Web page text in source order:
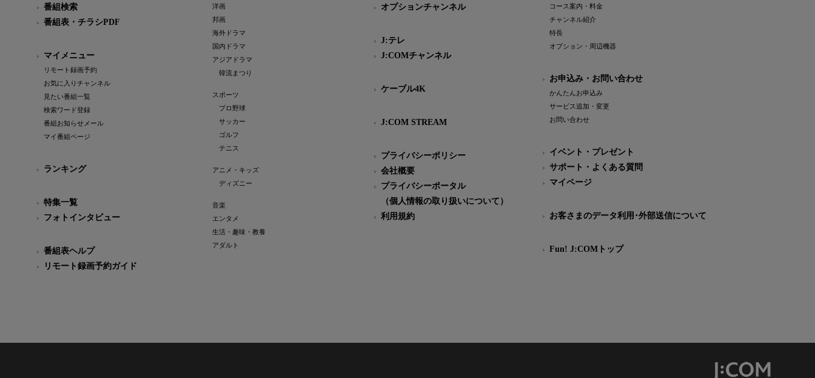
番組検索
番組表・チラシPDF
マイメニュー
リモート録画予約
お気に入りチャンネル
見たい番組一覧
検索ワード登録
番組お知らせメール
マイ番組ページ
ランキング
特集一覧
フォトインタビュー
番組表ヘルプ
リモート録画予約ガイド
洋画
邦画
海外ドラマ
国内ドラマ
アジアドラマ
韓流まつり
スポーツ
プロ野球
サッカー
ゴルフ
テニス
アニメ・キッズ
ディズニー
音楽
エンタメ
生活・趣味・教養
アダルト
オプションチャンネル
J:テレ
J:COMチャンネル
ケーブル4K
J:COM STREAM
プライバシーポリシー
会社概要
プライバシーポータル
（個人情報の取り扱いについて）
利用規約
コース案内・料金
チャンネル紹介
特長
オプション・周辺機器
お申込み・お問い合わせ
かんたんお申込み
サービス追加・変更
お問い合わせ
イベント・プレゼント
サポート・よくある質問
マイページ
お客さまのデータ利用･外部送信について
Fun! J:COMトップ